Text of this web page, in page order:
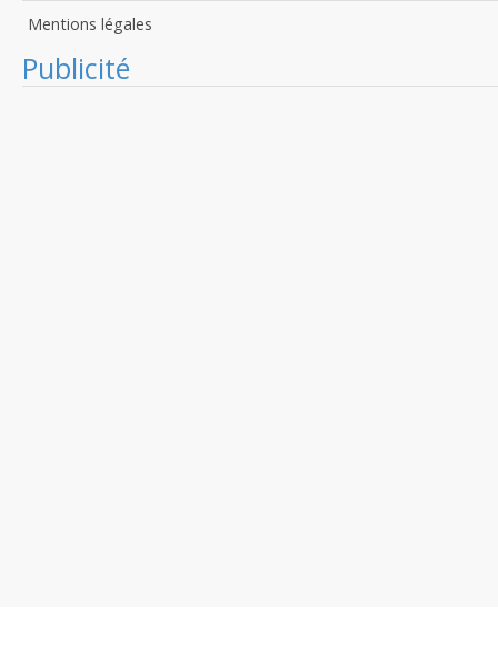
Mentions légales
Publicité